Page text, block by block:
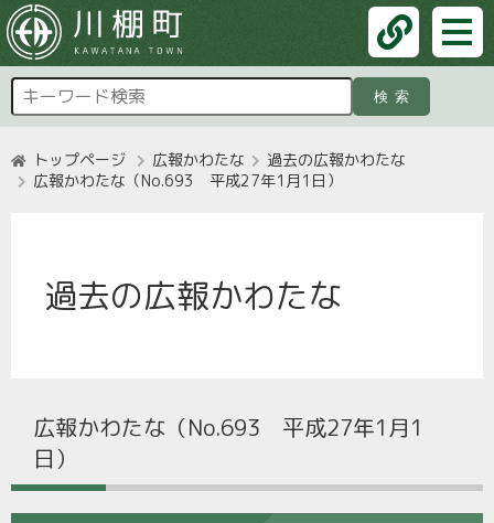
検索
トップページ 広報かわたな
過去の広報かわたな
広報かわたな（No.693 平成27年1月1日）
過去の広報かわたな
広報かわたな（No.693 平成27年1月1
日）